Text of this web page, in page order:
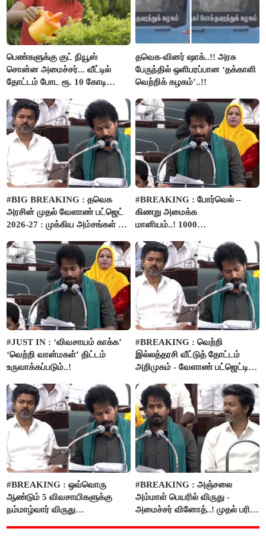
பெண்களுக்கு குட் நியூஸ்
சொன்ன அமைச்சர்... வீட்டில்
தோட்டம் போட ரூ. 10 கோடி
தவெக-வினர் ஷாக்..!! அரசு
பேருந்தில் ஒளிபரப்பான ‘தக்காளி
வெற்றிக் கழகம்’..!!
#BIG BREAKING : தவெக
அரசின் முதல் வேளாண் பட்ஜெட்
2026-27 : முக்கிய அம்சங்கள் ஓர்
#BREAKING : போர்வெல் –
கிணறு அமைக்க
மானியம்..! 1000
பம்புசெட் வழங்கப்படும்..!
#JUST IN : ‘விவசாயம் காக்க’
‘வெற்றி வான்மகள்’ திட்டம்
உருவாக்கப்படும்..!
#BREAKING : வெற்றி
இல்லத்தரசி வீட்டுத் தோட்டம்
அறிமுகம் - வேளாண் பட்ஜெட்டில்
#BREAKING : ஒவ்வொரு
ஆண்டும் 5 விவசாயிகளுக்கு
நம்மாழ்வார் விருது
#BREAKING : அஞ்சலை
அம்மாள் பெயரில் விருது -
அமைச்சர் வினோத்..! முதல் பரிசு